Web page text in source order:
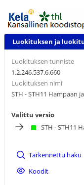
Luokituksen ja
Luokituksen tunniste
1.2.246.537.6.660
Luokituksen nimi
STH - STH11
Valittu versio
STH - STH11
Tarkennettu haku
Koodit